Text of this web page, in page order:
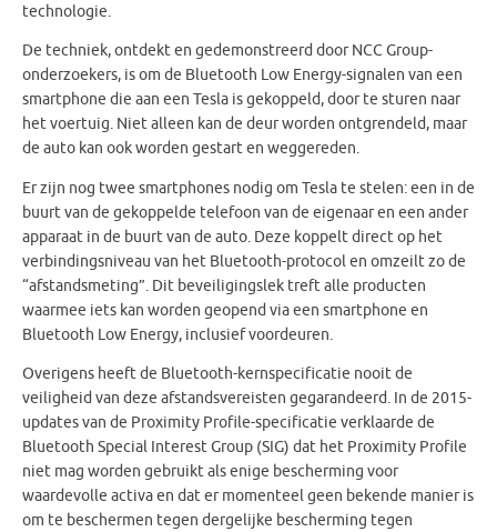
technologie.
De techniek, ontdekt en gedemonstreerd door NCC Group-
onderzoekers, is om de Bluetooth Low Energy-signalen van een
smartphone die aan een Tesla is gekoppeld, door te sturen naar
het voertuig. Niet alleen kan de deur worden ontgrendeld, maar
de auto kan ook worden gestart en weggereden.
Er zijn nog twee smartphones nodig om Tesla te stelen: een in de
buurt van de gekoppelde telefoon van de eigenaar en een ander
apparaat in de buurt van de auto. Deze koppelt direct op het
verbindingsniveau van het Bluetooth-protocol en omzeilt zo de
“afstandsmeting”. Dit beveiligingslek treft alle producten
waarmee iets kan worden geopend via een smartphone en
Bluetooth Low Energy, inclusief voordeuren.
Overigens heeft de Bluetooth-kernspecificatie nooit de
veiligheid van deze afstandsvereisten gegarandeerd. In de 2015-
updates van de Proximity Profile-specificatie verklaarde de
Bluetooth Special Interest Group (SIG) dat het Proximity Profile
niet mag worden gebruikt als enige bescherming voor
waardevolle activa en dat er momenteel geen bekende manier is
om te beschermen tegen dergelijke bescherming tegen